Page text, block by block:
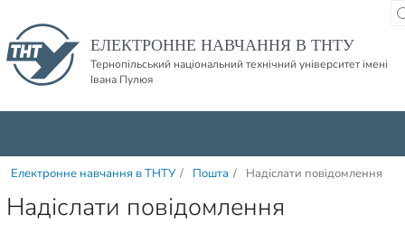
ЕЛЕКТРОННЕ НАВЧАННЯ В ТНТУ
Тернопільський національний технічний університет імені
Івана Пулюя
Електронне навчання в ТНТУ / Пошта / Надіслати повідомлення
Надіслати повідомлення